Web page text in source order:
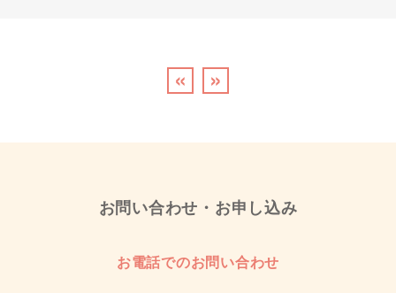
« »
お問い合わせ・お申し込み
お電話でのお問い合わせ